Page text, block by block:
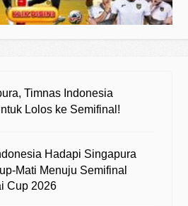
Timnas Indonesia
Lolos ke Semifinal!
Hadapi Singapura
Mati Menuju Semifinal
Cup 2026